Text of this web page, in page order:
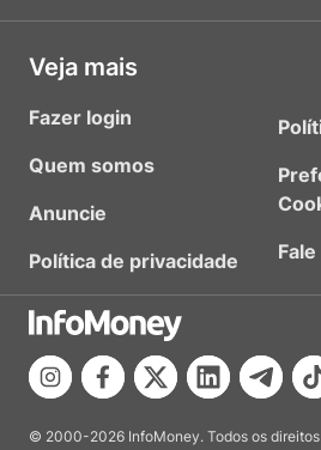
Veja mais
Fazer login
Quem somos
Anuncie
Política de privacidade
© 2000-2026 InfoMoney. Todos os